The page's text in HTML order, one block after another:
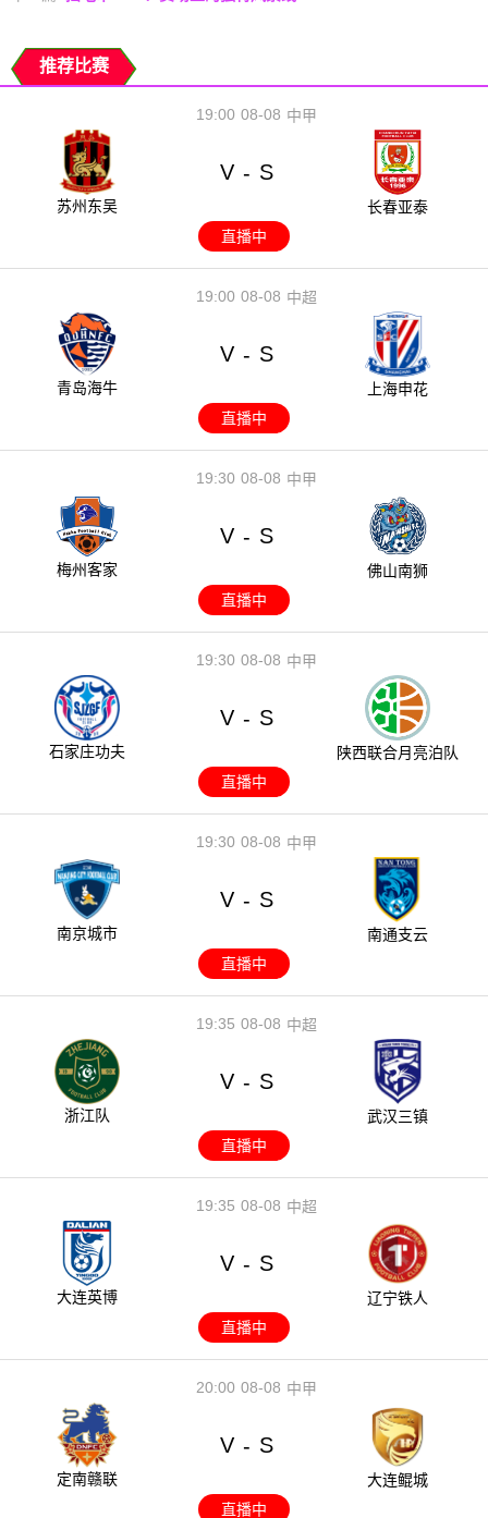
推荐比赛
08-08
19:00 中甲
苏州东吴
V - S
长春亚泰
直播中
08-08
19:00 中超
青岛海牛
V - S
上海申花
直播中
08-08
19:30 中甲
梅州客家
V - S
佛山南狮
直播中
08-08
19:30 中甲
石家庄功夫
V - S
陕西联合月亮泊队
直播中
08-08
19:30 中甲
南京城市
V - S
南通支云
直播中
08-08
19:35 中超
浙江队
V - S
武汉三镇
直播中
08-08
19:35 中超
大连英博
V - S
辽宁铁人
直播中
08-08
20:00 中甲
定南赣联
V - S
大连鲲城
直播中